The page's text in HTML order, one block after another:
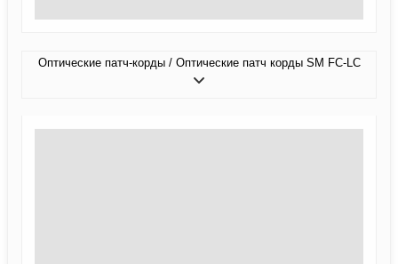
Оптические патч-корды / Оптические патч корды SM FC-LC